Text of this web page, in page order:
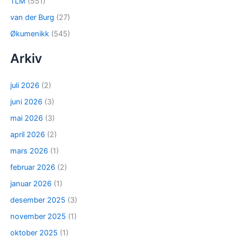
van der Burg (27)
Økumenikk (545)
Arkiv
juli 2026 (2)
juni 2026 (3)
mai 2026 (3)
april 2026 (2)
mars 2026 (1)
februar 2026 (2)
januar 2026 (1)
desember 2025 (3)
november 2025 (1)
oktober 2025 (1)